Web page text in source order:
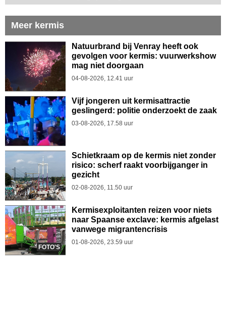
Meer kermis
Natuurbrand bij Venray heeft ook
gevolgen voor kermis: vuurwerkshow
mag niet doorgaan
04-08-2026, 12.41 uur
Vijf jongeren uit kermisattractie
geslingerd: politie onderzoekt de zaak
03-08-2026, 17.58 uur
Schietkraam op de kermis niet zonder
risico: scherf raakt voorbijganger in
gezicht
02-08-2026, 11.50 uur
FOTO'S
Kermisexploitanten reizen voor niets
naar Spaanse exclave: kermis afgelast
vanwege migrantencrisis
01-08-2026, 23.59 uur